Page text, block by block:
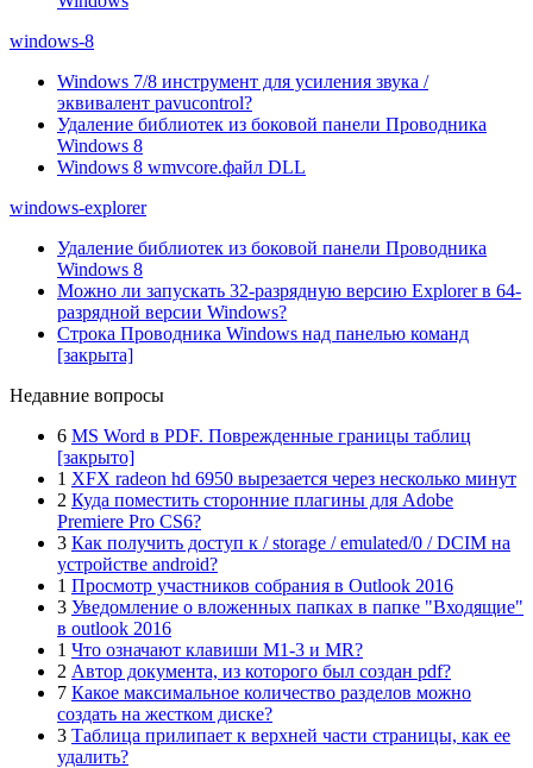
windows-8
Windows 7/8 инструмент для усиления звука /
эквивалент pavucontrol?
Удаление библиотек из боковой панели Проводника
Windows 8
Windows 8 wmvcore.файл DLL
windows-explorer
Удаление библиотек из боковой панели Проводника
Windows 8
Можно ли запускать 32-разрядную версию Explorer в 64-
разрядной версии Windows?
Строка Проводника Windows над панелью команд
[закрыта]
Недавние вопросы
6 MS Word в PDF. Поврежденные границы таблиц
[закрыто]
1 XFX radeon hd 6950 вырезается через несколько минут
2 Куда поместить сторонние плагины для Adobe
Premiere Pro CS6?
3 Как получить доступ к / storage / emulated/0 / DCIM на
устройстве android?
1 Просмотр участников собрания в Outlook 2016
3 Уведомление о вложенных папках в папке "Входящие"
в outlook 2016
1 Что означают клавиши M1-3 и MR?
2 Автор документа, из которого был создан pdf?
7 Какое максимальное количество разделов можно
создать на жестком диске?
3 Таблица прилипает к верхней части страницы, как ее
удалить?